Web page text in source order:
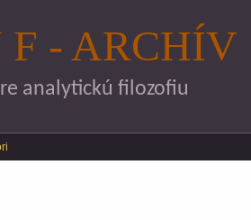
F - ARCHÍV
analytickú filozofiu